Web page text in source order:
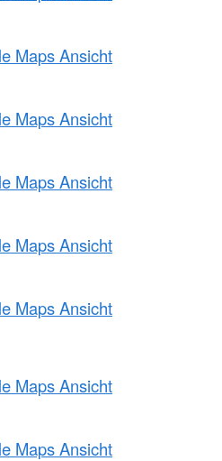
Maps Ansicht
Maps Ansicht
Maps Ansicht
Maps Ansicht
Maps Ansicht
Maps Ansicht
Maps Ansicht